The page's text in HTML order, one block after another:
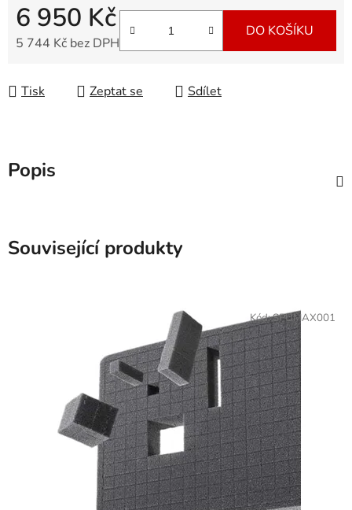
6 950 Kč
5 744 Kč bez DPH
DO KOŠÍKU
Tisk Zeptat se Sdílet
Popis
Související produkty
Kód:SPUMAX001